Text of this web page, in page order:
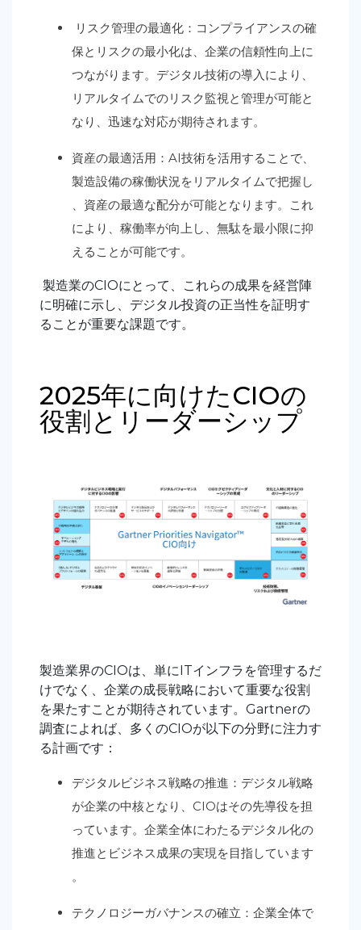
リスク管理の最適化：コンプライアンスの確
保とリスクの最小化は、企業の信頼性向上に
つながります。デジタル技術の導入により、
リアルタイムでのリスク監視と管理が可能と
なり、迅速な対応が期待されます。
資産の最適活用：AI技術を活用することで、
製造設備の稼働状況をリアルタイムで把握し
、資産の最適な配分が可能となります。これ
により、稼働率が向上し、無駄を最小限に抑
えることが可能です。
製造業のCIOにとって、これらの成果を経営陣
に明確に示し、デジタル投資の正当性を証明す
ることが重要な課題です。
2025年に向けたCIOの
役割とリーダーシップ
製造業界のCIOは、単にITインフラを管理するだ
けでなく、企業の成長戦略において重要な役割
を果たすことが期待されています。Gartnerの
調査によれば、多くのCIOが以下の分野に注力す
る計画です：
デジタルビジネス戦略の推進：デジタル戦略
が企業の中核となり、CIOはその先導役を担
っています。企業全体にわたるデジタル化の
推進とビジネス成果の実現を目指しています
。
テクノロジーガバナンスの確立：企業全体で